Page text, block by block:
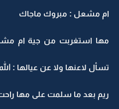
ام مشعل : مبروك ماجاك
مها استغربت من جية ام
تسأل لاعنها ولا عن عيالها :
ريم بعد ما سلمت على مها